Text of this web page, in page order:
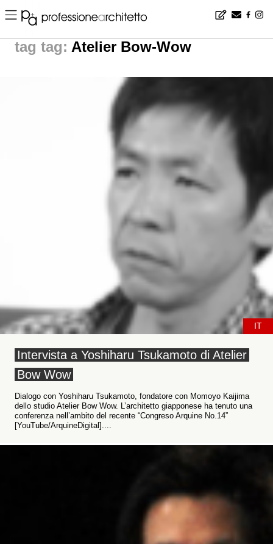
Home ▪ news ▪ tag: Atelier Bow-Wow | News from The World
tag: Atelier Bow-Wow
IT
Intervista a Yoshiharu Tsukamoto di Atelier
Bow Wow
Dialogo con Yoshiharu Tsukamoto, fondatore con Momoyo Kaijima
dello studio Atelier Bow Wow. L’architetto giapponese ha tenuto una
conferenza nell’ambito del recente “Congreso Arquine No.14”
[YouTube/ArquineDigital]....